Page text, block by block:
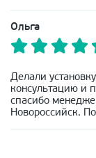
Ольга
Делали
консультацию и
спасибо
Новороссийск.